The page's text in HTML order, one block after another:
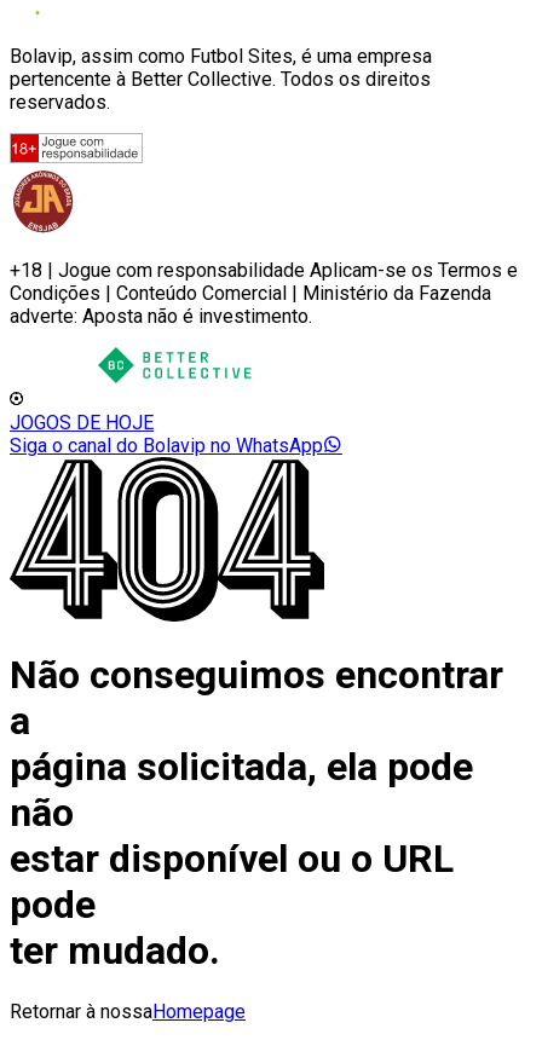
Bolavip, assim como Futbol Sites, é uma empresa
pertencente à Better Collective. Todos os direitos
reservados.
+18 | Jogue com responsabilidade Aplicam-se os Termos e
Condições | Conteúdo Comercial | Ministério da Fazenda
adverte: Aposta não é investimento.
JOGOS DE HOJE
Siga o canal do Bolavip no WhatsApp
Não conseguimos encontrar
a
página solicitada, ela pode
não
estar disponível ou o URL
pode
ter mudado.
Retornar à nossaHomepage